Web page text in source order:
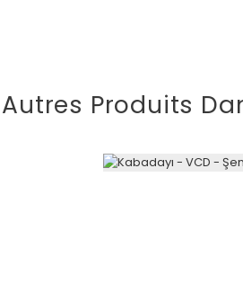
Autres Produits